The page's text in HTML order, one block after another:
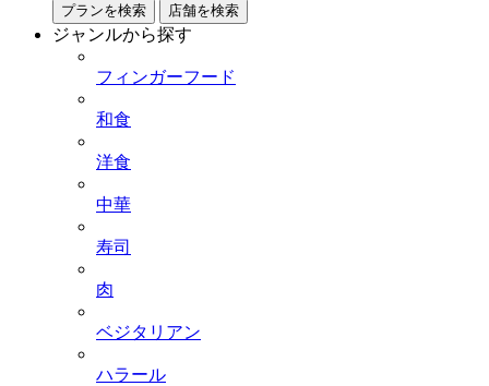
プランを検索 店舗を検索
ジャンルから探す
フィンガーフード
和食
洋食
中華
寿司
肉
ベジタリアン
ハラール